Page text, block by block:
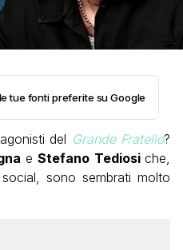
tue fonti preferite su Google
del Grande Fratello?
eStefano Tediosiche,
sono sembrati molto